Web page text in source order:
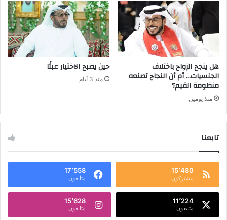
هل ينجح الزواج باختلاف
الجنسيات… أم أن النجاح تصنعه
منظومة القيم؟
منذ يومين
حين يصبح الاختيار عبئًا
منذ 3 أيام
تابعنا
15٬480
مشتركون
17٬558
متابعون
11٬224
متابعون
15٬628
متابعون